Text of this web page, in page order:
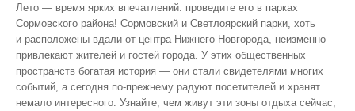
Лето — время ярких впечатлений: проведите его в парках
Сормовского района! Сормовский и Светлоярский парки, хоть
и расположены вдали от центра Нижнего Новгорода, неизменно
привлекают жителей и гостей города. У этих общественных
пространств богатая история — они стали свидетелями многих
событий, а сегодня по‑прежнему радуют посетителей и хранят
немало интересного. Узнайте, чем живут эти зоны отдыха сейчас,